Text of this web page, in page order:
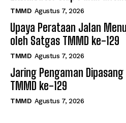
TMMD Agustus 7, 2026
Upaya Perataan Jalan
oleh Satgas TMMD ke-129
TMMD Agustus 7, 2026
Jaring Pengaman
TMMD ke-129
TMMD Agustus 7, 2026